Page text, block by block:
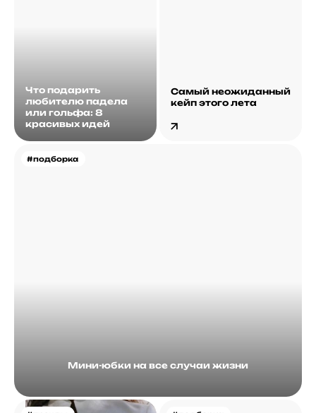
Что подарить
любителю падела
или гольфа: 8
красивых идей
#подборка
Мини-юбки на все случаи жизни
Самый неожиданный
кейп этого лета